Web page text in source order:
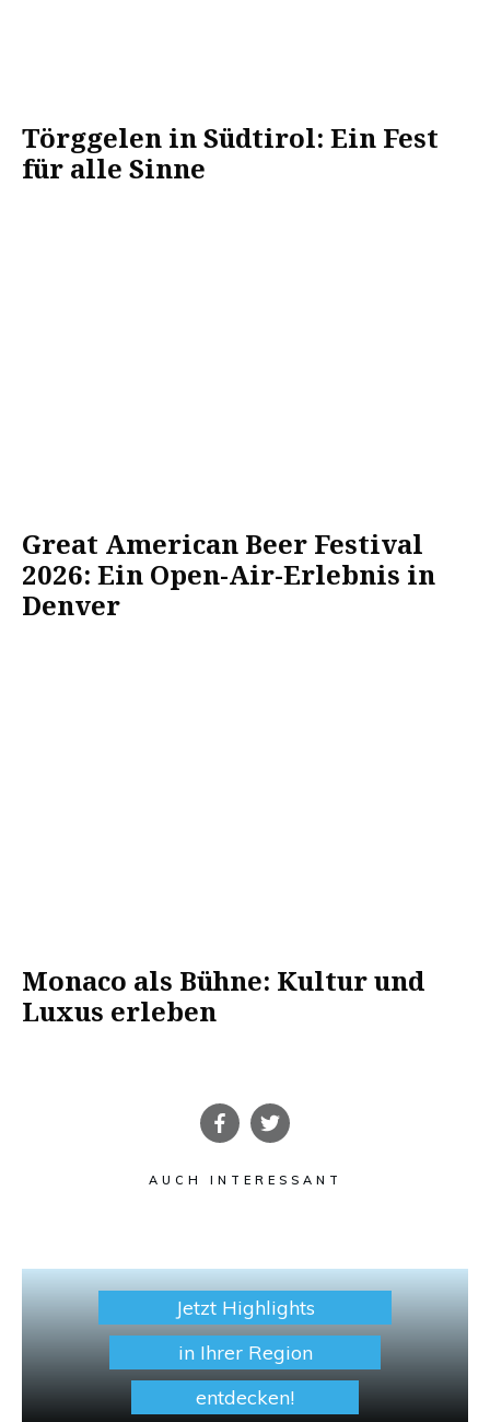
Törggelen in Südtirol: Ein Fest
für alle Sinne
Great American Beer Festival
2026: Ein Open-Air-Erlebnis in
Denver
Monaco als Bühne: Kultur und
Luxus erleben
AUCH INTERESSANT
Jetzt Highlights
in Ihrer Region
entdecken!